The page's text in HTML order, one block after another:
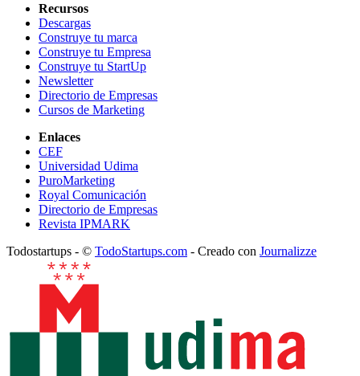
Recursos
Descargas
Construye tu marca
Construye tu Empresa
Construye tu StartUp
Newsletter
Directorio de Empresas
Cursos de Marketing
Enlaces
CEF
Universidad Udima
PuroMarketing
Royal Comunicación
Directorio de Empresas
Revista IPMARK
Todostartups - © TodoStartups.com - Creado con Journalizze